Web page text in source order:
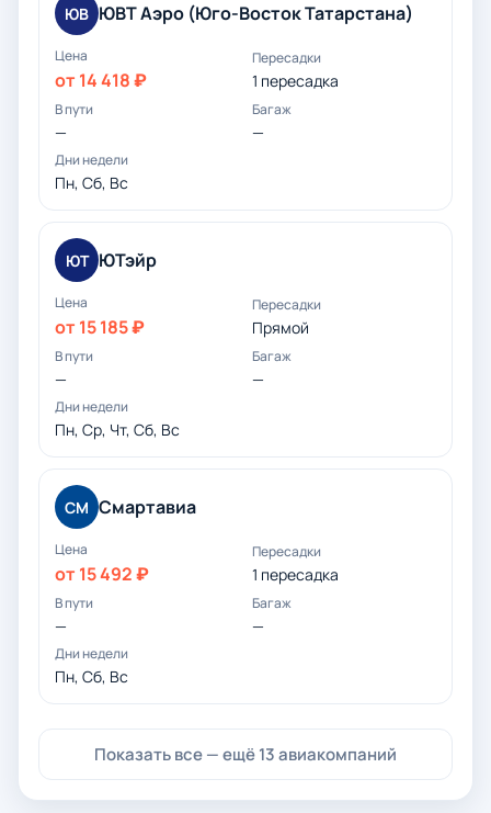
ЮВ ЮВТ Аэро (Юго-Восток Татарстана)
от 14 418 ₽ 1 пересадка
— —
Пн, Сб, Вс
ЮТ ЮТэйр
от 15 185 ₽ Прямой
— —
Пн, Ср, Чт, Сб, Вс
СМ Смартавиа
от 15 492 ₽ 1 пересадка
— —
Пн, Сб, Вс
Показать все — ещё 13 авиакомпаний